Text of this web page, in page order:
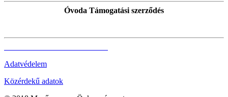
Óvoda Támogatási szerződés
Adatvédelem
Közérdekű adatok